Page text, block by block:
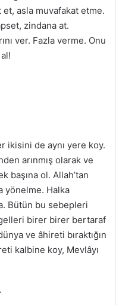
asla muvafakat etme.
zindana at.
ver. Fazla verme. Onu
ikisini de aynı yere koy.
arınmış olarak ve
başına ol. Allah’tan
yönelme. Halka
Bütün bu sebepleri
birer birer bertaraf
ve âhireti bıraktığın
kalbine koy, Mevlâyı